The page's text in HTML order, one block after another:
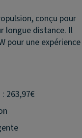
conçu pour
longue distance. Il
pour une expérience
263,97€